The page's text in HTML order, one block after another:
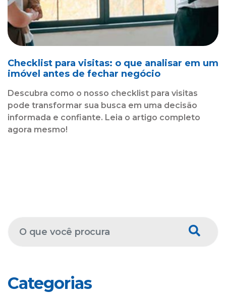
Checklist para visitas: o que analisar em um
imóvel antes de fechar negócio
Descubra como o nosso checklist para visitas
pode transformar sua busca em uma decisão
informada e confiante. Leia o artigo completo
agora mesmo!
Categorias